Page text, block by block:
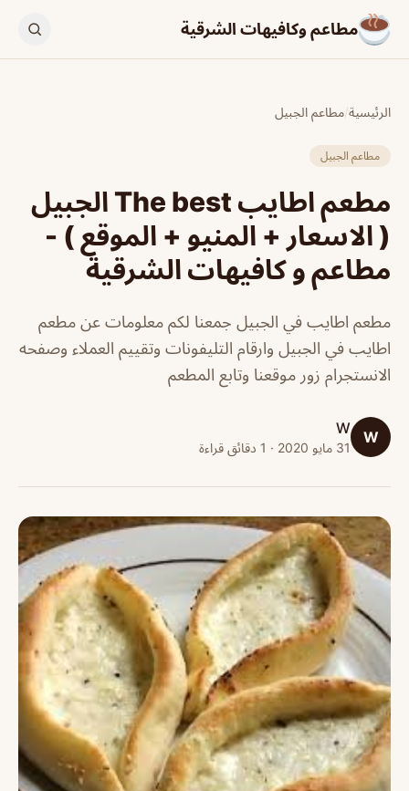
مطاعم وكافيهات الشرقية
الرئيسية/مطاعم الجبيل
مطاعم الجبيل
مطعم اطايب The best الجبيل
( الاسعار + المنيو + الموقع ) -
مطاعم و كافيهات الشرقية
مطعم اطايب في الجبيل جمعنا لكم معلومات عن مطعم
اطايب في الجبيل وارقام التليفونات وتقييم العملاء وصفحه
الانستجرام زور موقعنا وتابع المطعم
W
W
31 مايو 2020 · 1 دقائق قراءة